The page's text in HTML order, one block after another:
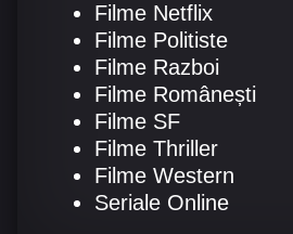
Filme Netflix
Filme Politiste
Filme Razboi
Filme Românești
Filme SF
Filme Thriller
Filme Western
Seriale Online